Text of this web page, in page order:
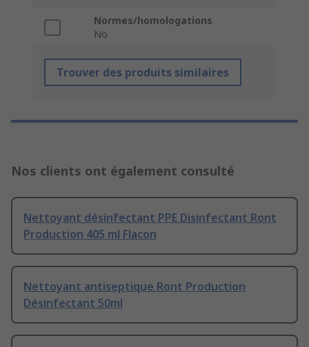
Normes/homologations
No
Trouver des produits similaires
Nos clients ont également consulté
Nettoyant désinfectant PPE Disinfectant Ront
Production 405 ml Flacon
Nettoyant antiseptique Ront Production
Désinfectant 50ml